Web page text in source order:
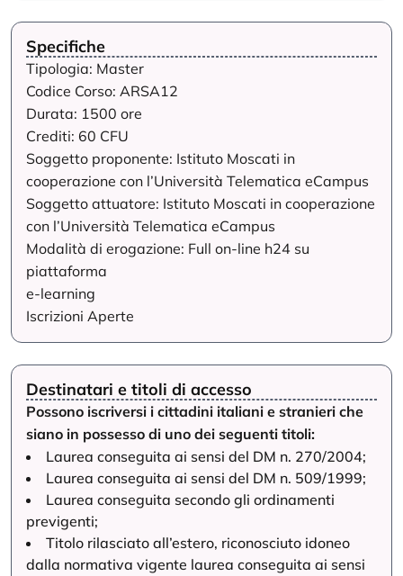
Specifiche
Tipologia: Master
Codice Corso: ARSA12
Durata: 1500 ore
Crediti: 60 CFU
Soggetto proponente: Istituto Moscati in
cooperazione con l’Università Telematica eCampus
Soggetto attuatore: Istituto Moscati in cooperazione
con l’Università Telematica eCampus
Modalità di erogazione: Full on-line h24 su
piattaforma
e-learning
Iscrizioni Aperte
Destinatari e titoli di accesso
Possono iscriversi i cittadini italiani e stranieri che
siano in possesso di uno dei seguenti titoli:
Laurea conseguita ai sensi del DM n. 270/2004;
Laurea conseguita ai sensi del DM n. 509/1999;
Laurea conseguita secondo gli ordinamenti
previgenti;
Titolo rilasciato all’estero, riconosciuto idoneo
dalla normativa vigente laurea conseguita ai sensi